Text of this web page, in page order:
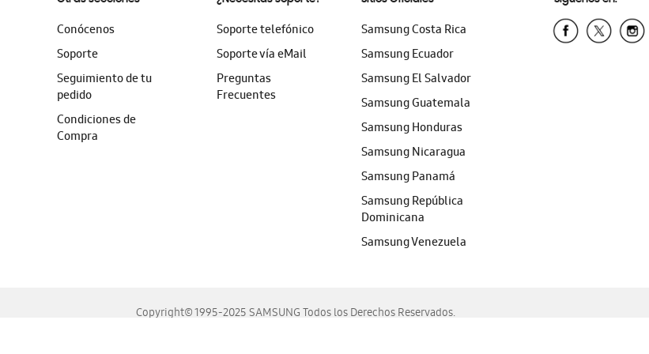
Conócenos
Soporte
Seguimiento de tu
pedido
Condiciones de
Compra
Soporte telefónico
Soporte vía eMail
Preguntas
Frecuentes
Samsung Costa Rica
Samsung Ecuador
Samsung El Salvador
Samsung Guatemala
Samsung Honduras
Samsung Nicaragua
Samsung Panamá
Samsung República
Dominicana
Samsung Venezuela
Copyright© 1995-2025 SAMSUNG Todos los Derechos Reservados.